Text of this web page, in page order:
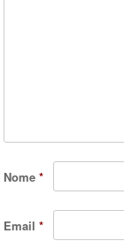
Nome*
Email*